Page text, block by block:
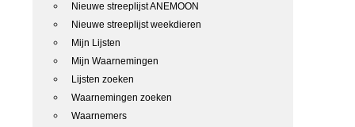
Nieuwe streeplijst ANEMOON
Nieuwe streeplijst weekdieren
Mijn Lijsten
Mijn Waarnemingen
Lijsten zoeken
Waarnemingen zoeken
Waarnemers